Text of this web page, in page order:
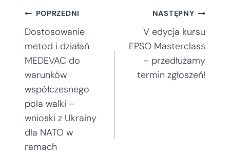
Nawigacja
wpisu
POPRZEDNI
Dostosowanie
metod i działań
MEDEVAC do
warunków
współczesnego
pola walki –
wnioski z Ukrainy
dla NATO w
ramach
NASTĘPNY
V edycja kursu
EPSO Masterclass
– przedłużamy
termin zgłoszeń!